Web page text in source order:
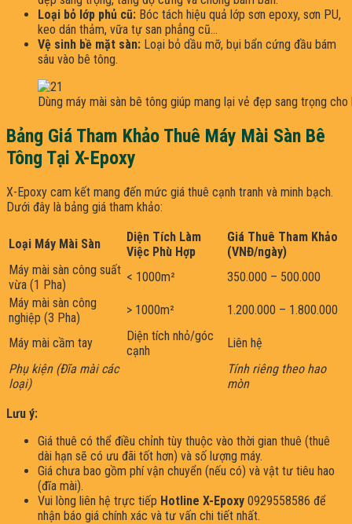
Loại bỏ lớp phủ cũ: Bóc tách hiệu quả lớp sơn epoxy, sơn PU,
keo dán thảm, vữa tự san phẳng cũ…
Vệ sinh bề mặt sàn: Loại bỏ dầu mỡ, bụi bẩn cứng đầu bám
sâu vào bê tông.
Dùng máy mài sàn bê tông giúp mang lại vẻ đẹp sang trọng
Bảng Giá Tham Khảo Thuê Máy Mài Sàn Bê
Tông Tại X-Epoxy
X-Epoxy cam kết mang đến mức giá thuê cạnh tranh và minh bạch.
Dưới đây là bảng giá tham khảo:
Loại Máy Mài Sàn
Diện Tích Làm
Việc Phù Hợp
Giá Thuê Tham Khảo
(VNĐ/ngày)
Máy mài sàn công suất
vừa (1 Pha)
< 1000m²
350.000 – 500.000
Máy mài sàn công
nghiệp (3 Pha)
> 1000m² 1.200.000 – 1.800.000
Máy mài cầm tay
Diện tích nhỏ/góc
cạnh
Liên hệ
Phụ kiện (Đĩa mài các
loại)
Tính riêng theo hao
mòn
Lưu ý:
Giá thuê có thể điều chỉnh tùy thuộc vào thời gian thuê (thuê
dài hạn sẽ có ưu đãi tốt hơn) và số lượng máy.
Giá chưa bao gồm phí vận chuyển (nếu có) và vật tư tiêu hao
(đĩa mài).
Vui lòng liên hệ trực tiếp Hotline X-Epoxy 0929558586 để
nhận báo giá chính xác và tư vấn chi tiết nhất.